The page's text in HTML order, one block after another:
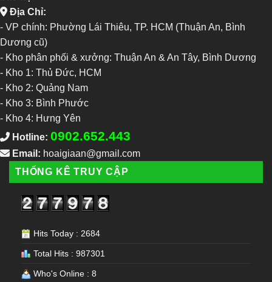
Địa Chỉ:
- VP chính: Phường Lái Thiêu, TP. HCM (Thuận An, Bình
Dương cũ)
- Kho phân phối & xưởng: Thuận An & An Tây, Bình Dương
- Kho 1: Thủ Đức, HCM
- Kho 2: Quảng Nam
- Kho 3: Bình Phước
- Kho 4: Hưng Yên
Hotline: 0902.652.443
Email: hoaigiaan@gmail.com
THỐNG KÊ TRUY CẬP
Hits Today : 2684
Total Hits : 987301
Who's Online : 8